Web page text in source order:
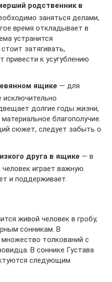
родственник в
заняться делами,
время откладывает в
устранится
затягивать,
привести к усугублению
ящике — для
исключительно
долгие годы жизни,
благополучие.
сюжет, следует забыть о
друга в ящике — в
играет важную
и поддерживает.
живой человек в гробу,
сонникам. В
толкований с
В соннике Густава
следующим